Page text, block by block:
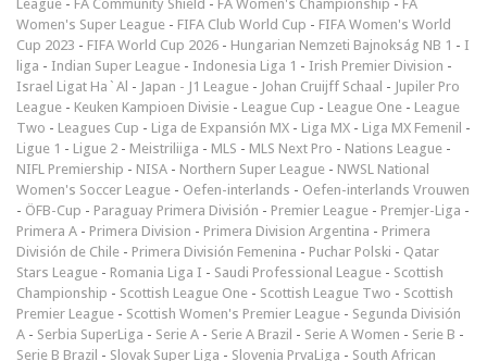
League - FA Community Shield - FA Women's Championship - FA
Women's Super League - FIFA Club World Cup - FIFA Women's World
Cup 2023 - FIFA World Cup 2026 - Hungarian Nemzeti Bajnokság NB 1 - I
liga - Indian Super League - Indonesia Liga 1 - Irish Premier Division -
Israel Ligat Ha`Al - Japan - J1 League - Johan Cruijff Schaal - Jupiler Pro
League - Keuken Kampioen Divisie - League Cup - League One - League
Two - Leagues Cup - Liga de Expansión MX - Liga MX - Liga MX Femenil -
Ligue 1 - Ligue 2 - Meistriliiga - MLS - MLS Next Pro - Nations League -
NIFL Premiership - NISA - Northern Super League - NWSL National
Women's Soccer League - Oefen-interlands - Oefen-interlands Vrouwen
- ÖFB-Cup - Paraguay Primera División - Premier League - Premjer-Liga -
Primera A - Primera Division - Primera Division Argentina - Primera
División de Chile - Primera División Femenina - Puchar Polski - Qatar
Stars League - Romania Liga I - Saudi Professional League - Scottish
Championship - Scottish League One - Scottish League Two - Scottish
Premier League - Scottish Women's Premier League - Segunda División
A - Serbia SuperLiga - Serie A - Serie A Brazil - Serie A Women - Serie B -
Serie B Brazil - Slovak Super Liga - Slovenia PrvaLiga - South African